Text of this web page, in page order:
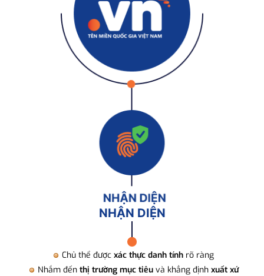
NHẬN DIỆN
Chủ thể được xác thực danh tính rõ ràng
Nhắm đến thị trường mục tiêuvà khẳng định xuất xứ